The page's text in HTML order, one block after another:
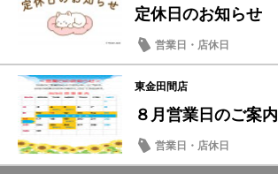
定休日のお知らせ
営業日・店休日
東金田間店
８月営業日のご案内
営業日・店休日